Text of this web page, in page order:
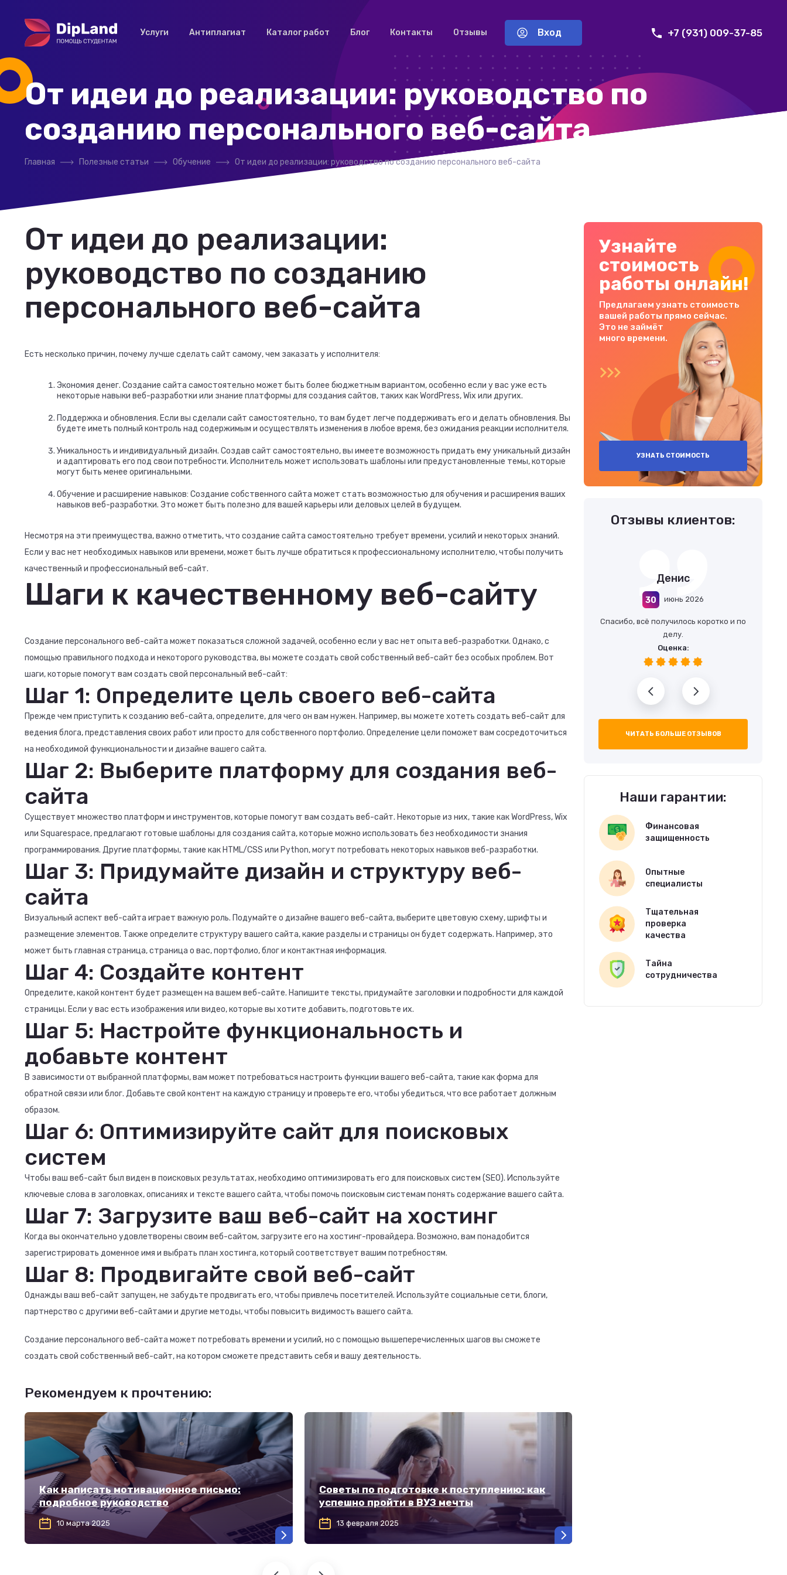
Услуги Антиплагиат Каталог работ Блог Контакты Отзывы Вход +7 (931) 009-37-85
От идеи до реализации: руководство по
созданию персонального веб-сайта
Главная Полезные статьи Обучение От идеи до реализации: руководство по созданию персонального веб-сайта
От идеи до реализации:
руководство по созданию
персонального веб-сайта
Есть несколько причин, почему лучше сделать сайт самому, чем заказать у исполнителя:
Экономия денег. Создание сайта самостоятельно может быть более бюджетным вариантом, особенно если у вас уже есть
некоторые навыки веб-разработки или знание платформы для создания сайтов, таких как WordPress, Wix или других.
Поддержка и обновления. Если вы сделали сайт самостоятельно, то вам будет легче поддерживать его и делать обновления. Вы
будете иметь полный контроль над содержимым и осуществлять изменения в любое время, без ожидания реакции исполнителя.
Уникальность и индивидуальный дизайн. Создав сайт самостоятельно, вы имеете возможность придать ему уникальный дизайн
и адаптировать его под свои потребности. Исполнитель может использовать шаблоны или предустановленные темы, которые
могут быть менее оригинальными.
Обучение и расширение навыков: Создание собственного сайта может стать возможностью для обучения и расширения ваших
навыков веб-разработки. Это может быть полезно для вашей карьеры или деловых целей в будущем.
Несмотря на эти преимущества, важно отметить, что создание сайта самостоятельно требует времени, усилий и некоторых знаний.
Если у вас нет необходимых навыков или времени, может быть лучше обратиться к профессиональному исполнителю, чтобы получить
качественный и профессиональный веб-сайт.
Шаги к качественному веб-сайту
Создание персонального веб-сайта может показаться сложной задачей, особенно если у вас нет опыта веб-разработки. Однако, с
помощью правильного подхода и некоторого руководства, вы можете создать свой собственный веб-сайт без особых проблем. Вот
шаги, которые помогут вам создать свой персональный веб-сайт:
Шаг 1: Определите цель своего веб-сайта
Прежде чем приступить к созданию веб-сайта, определите, для чего он вам нужен. Например, вы можете хотеть создать веб-сайт для
ведения блога, представления своих работ или просто для собственного портфолио. Определение цели поможет вам сосредоточиться
на необходимой функциональности и дизайне вашего сайта.
Шаг 2: Выберите платформу для создания веб-
сайта
Существует множество платформ и инструментов, которые помогут вам создать веб-сайт. Некоторые из них, такие как WordPress, Wix
или Squarespace, предлагают готовые шаблоны для создания сайта, которые можно использовать без необходимости знания
программирования. Другие платформы, такие как HTML/CSS или Python, могут потребовать некоторых навыков веб-разработки.
Шаг 3: Придумайте дизайн и структуру веб-
сайта
Визуальный аспект веб-сайта играет важную роль. Подумайте о дизайне вашего веб-сайта, выберите цветовую схему, шрифты и
размещение элементов. Также определите структуру вашего сайта, какие разделы и страницы он будет содержать. Например, это
может быть главная страница, страница о вас, портфолио, блог и контактная информация.
Шаг 4: Создайте контент
Определите, какой контент будет размещен на вашем веб-сайте. Напишите тексты, придумайте заголовки и подробности для каждой
страницы. Если у вас есть изображения или видео, которые вы хотите добавить, подготовьте их.
Шаг 5: Настройте функциональность и
добавьте контент
В зависимости от выбранной платформы, вам может потребоваться настроить функции вашего веб-сайта, такие как форма для
обратной связи или блог. Добавьте свой контент на каждую страницу и проверьте его, чтобы убедиться, что все работает должным
образом.
Шаг 6: Оптимизируйте сайт для поисковых
систем
Чтобы ваш веб-сайт был виден в поисковых результатах, необходимо оптимизировать его для поисковых систем (SEO). Используйте
ключевые слова в заголовках, описаниях и тексте вашего сайта, чтобы помочь поисковым системам понять содержание вашего сайта.
Шаг 7: Загрузите ваш веб-сайт на хостинг
Когда вы окончательно удовлетворены своим веб-сайтом, загрузите его на хостинг-провайдера. Возможно, вам понадобится
зарегистрировать доменное имя и выбрать план хостинга, который соответствует вашим потребностям.
Шаг 8: Продвигайте свой веб-сайт
Однажды ваш веб-сайт запущен, не забудьте продвигать его, чтобы привлечь посетителей. Используйте социальные сети, блоги,
партнерство с другими веб-сайтами и другие методы, чтобы повысить видимость вашего сайта.
Создание персонального веб-сайта может потребовать времени и усилий, но с помощью вышеперечисленных шагов вы сможете
создать свой собственный веб-сайт, на котором сможете представить себя и вашу деятельность.
Узнайте
стоимость
работы онлайн!
Предлагаем узнать стоимость
вашей работы прямо сейчас.
Это не займёт
много времени.
УЗНАТЬ СТОИМОСТЬ
Отзывы клиентов:
Денис
30 июнь 2026
Спасибо, всё получилось коротко и по
делу.
Оценка:
ЧИТАТЬ БОЛЬШЕ ОТЗЫВОВ
Наши гарантии:
Финансовая
защищенность
Опытные
специалисты
Тщательная
проверка
качества
Тайна
сотрудничества
Рекомендуем к прочтению:
Как написать мотивационное письмо:
подробное руководство
10 марта 2025
Советы по подготовке к поступлению: как
успешно пройти в ВУЗ мечты
13 февраля 2025